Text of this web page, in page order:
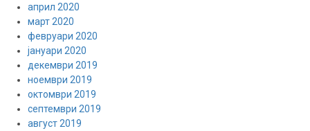
април 2020
март 2020
февруари 2020
јануари 2020
декември 2019
ноември 2019
октомври 2019
септември 2019
август 2019